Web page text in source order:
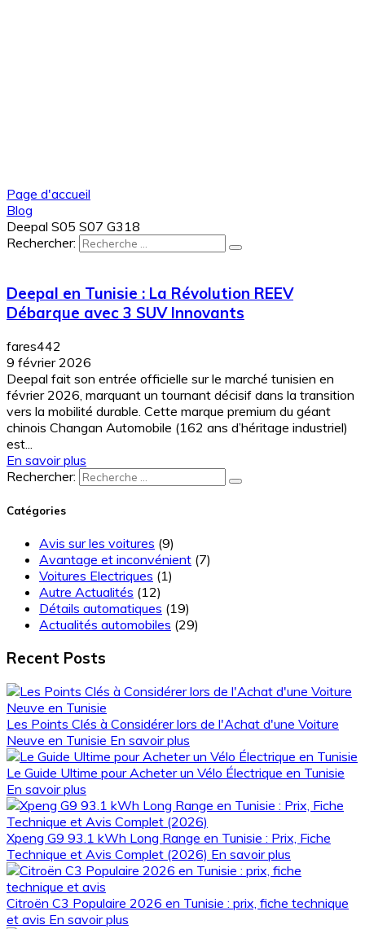
Page d'accueil
Blog
Deepal S05 S07 G318
Rechercher:
Deepal en Tunisie : La Révolution REEV
Débarque avec 3 SUV Innovants
fares442
9 février 2026
Deepal fait son entrée officielle sur le marché tunisien en
février 2026, marquant un tournant décisif dans la transition
vers la mobilité durable. Cette marque premium du géant
chinois Changan Automobile (162 ans d’héritage industriel)
est...
En savoir plus
Rechercher:
Catégories
Avis sur les voitures (9)
Avantage et inconvénient (7)
Voitures Electriques (1)
Autre Actualités (12)
Détails automatiques (19)
Actualités automobiles (29)
Recent Posts
Les Points Clés à Considérer lors de l'Achat d'une Voiture
Neuve en Tunisie En savoir plus
Le Guide Ultime pour Acheter un Vélo Électrique en Tunisie
En savoir plus
Xpeng G9 93.1 kWh Long Range en Tunisie : Prix, Fiche
Technique et Avis Complet (2026) En savoir plus
Citroën C3 Populaire 2026 en Tunisie : prix, fiche technique
et avis En savoir plus